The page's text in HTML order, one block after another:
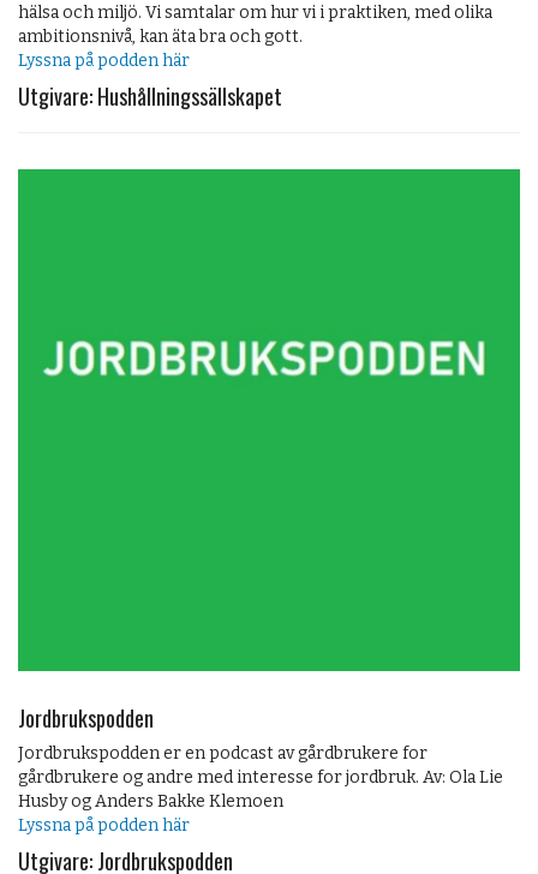
hälsa och miljö. Vi samtalar om hur vi i praktiken, med olika
ambitionsnivå, kan äta bra och gott.
Lyssna på podden här
Utgivare: Hushållningssällskapet
Jordbrukspodden
Jordbrukspodden er en podcast av gårdbrukere for
gårdbrukere og andre med interesse for jordbruk. Av: Ola Lie
Husby og Anders Bakke Klemoen
Lyssna på podden här
Utgivare: Jordbrukspodden